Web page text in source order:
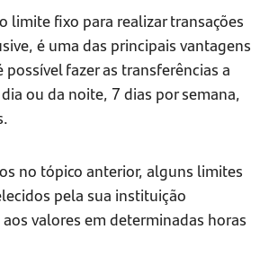
limite fixo para realizar transações
é uma das principais vantagens
fazer as transferências a
ou da noite, 7 dias por semana,
no tópico anterior, alguns limites
pela sua instituição
valores em determinadas horas